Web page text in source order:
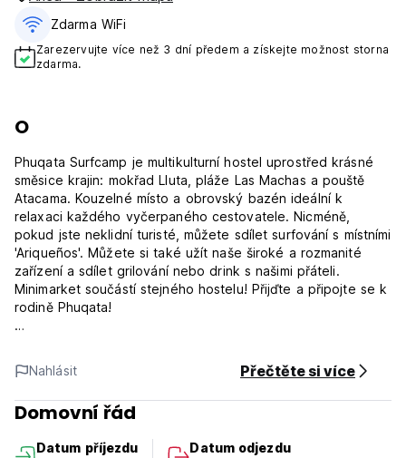
Zdarma WiFi
Zarezervujte více než 3 dní předem a získejte možnost storna
zdarma.
O
Phuqata Surfcamp je multikulturní hostel uprostřed krásné
směsice krajin: mokřad Lluta, pláže Las Machas a pouště
Atacama. Kouzelné místo a obrovský bazén ideální k
relaxaci každého vyčerpaného cestovatele. Nicméně,
pokud jste neklidní turisté, můžete sdílet surfování s místními
'Ariqueños'. Můžete si také užít naše široké a rozmanité
zařízení a sdílet grilování nebo drink s našimi přáteli.
Minimarket součástí stejného hostelu! Přijďte a připojte se k
rodině Phuqata!
některých z nejlepších a nejznámějších atrakcí naší oblasti,
jako je katedrála San Marcos, El Morro nebo Playa Tortuga,
mimo jiné zajímavá místa, která můžete objevit.
pojmenované jako místní surfspoty. V prvním patře jsou 3
Nahlásit Přečtěte si více
Domovní řád
Datum příjezdu
Datum odjezdu